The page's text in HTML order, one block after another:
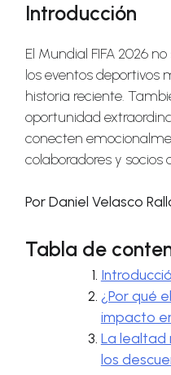
Introducción
El Mundial FIFA 2026
los eventos deportivos
historia reciente.
oportunidad
conecten
colaboradores y socios
Por Daniel Velasco
Tabla de
¿Por qué
impacto
La lealtad
los